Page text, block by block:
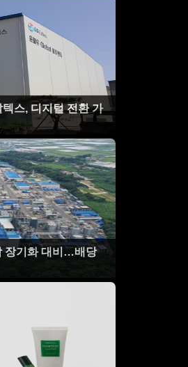
스, 디지털 전환 가
장기화 대비…배당